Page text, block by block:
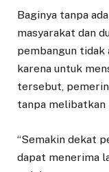
Baginya tanpa
masyarakat dan
pembangun tidak
karena untuk
tersebut,
tanpa melibatkan
“Semakin dekat
dapat menerima